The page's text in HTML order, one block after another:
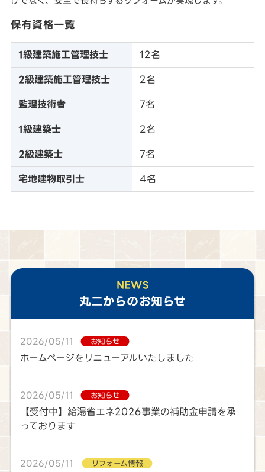
保有資格一覧
1級建築施工管理技士 12名
2級建築施工管理技士 2名
監理技術者 7名
1級建築士 2名
2級建築士 7名
宅地建物取引士 4名
NEWS
丸二からのお知らせ
2026/05/11 お知らせ
ホームページをリニューアルいたしました
2026/05/11 お知らせ
【受付中】給湯省エネ2026事業の補助金申請を承
っております
2026/05/11 リフォーム情報